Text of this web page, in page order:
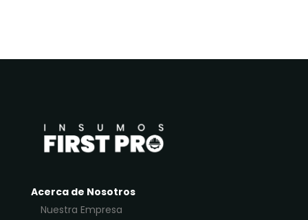
Acerca de Nosotros
Nuestra Empresa